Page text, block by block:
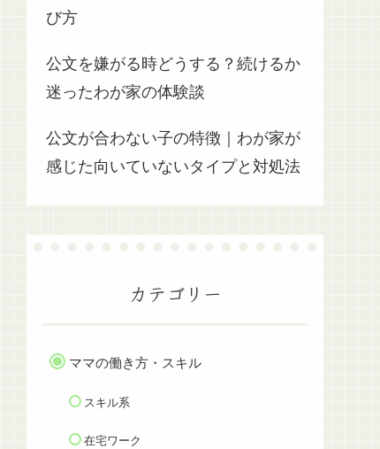
び方
公文を嫌がる時どうする？続けるか
迷ったわが家の体験談
公文が合わない子の特徴｜わが家が
感じた向いていないタイプと対処法
カテゴリー
ママの働き方・スキル
スキル系
在宅ワーク